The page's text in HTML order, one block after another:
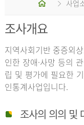
홈 사업
조사개요
지역사회기반 중증외
인한 장애·사망 등의
립 및 평가에 필요한
인통계사업입니다.
조사의 의의 및